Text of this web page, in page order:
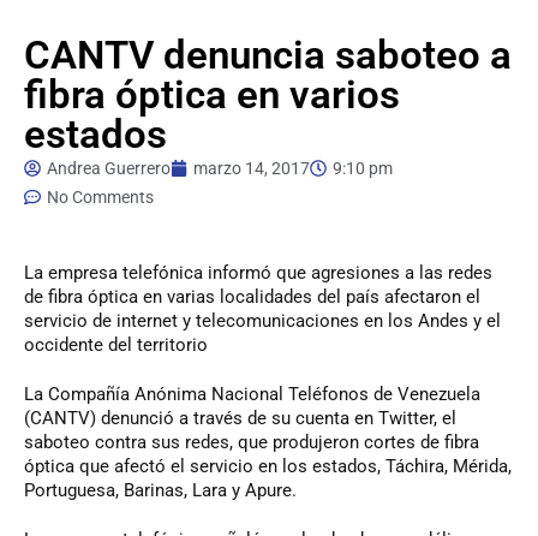
CANTV denuncia saboteo a
fibra óptica en varios
estados
Andrea Guerrero marzo 14, 2017
9:10 pm
No Comments
La empresa telefónica informó que agresiones a las redes
de fibra óptica en varias localidades del país afectaron el
servicio de internet y telecomunicaciones en los Andes y el
occidente del territorio
La Compañía Anónima Nacional Teléfonos de Venezuela
(CANTV) denunció a través de su cuenta en Twitter, el
saboteo contra sus redes, que produjeron cortes de fibra
óptica que afectó el servicio en los estados, Táchira, Mérida,
Portuguesa, Barinas, Lara y Apure.